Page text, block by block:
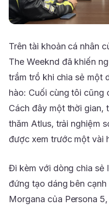
Trên tài khoản cá nhân
The Weeknd đã khiến
trầm trồ khi chia sẻ một
hào: Cuối cùng tôi cũng
Cách đây một thời gian,
thăm Atlus, trải nghiệm
được xem trước một vài
Đi kèm với dòng chia sẻ
đứng tạo dáng bên
Morgana của Persona